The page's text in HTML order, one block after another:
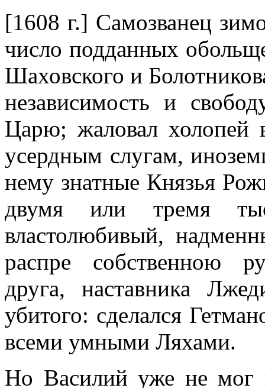
[1608 г.] Самозванец
число подданных
Шаховского и
независимость и
Царю; жаловал холопей
усердным слугам,
нему знатные Князья
двумя или тремя
властолюбивый,
распре собственною
друга, наставника
убитого: сделался
всеми умными Ляхами.
Но Василий уже не мог